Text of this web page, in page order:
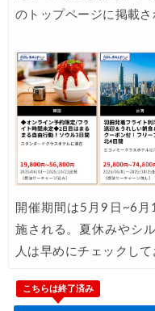
03/16 Trip.com) ベトナ
03/13 サプライス) 海外
03/12 HIS) 海外ツアー(
HIS) アジア・ハ
03/06 HIS) 海外ツアー
03/06 HIS) 夏先ドリキャ
03/03 Trip.com) 3.3メガ
03/03 Trip.com) ホテル
のトップページに掲載さ
開催期間は5月9日~6
施される。夏休みやシ
人は早めにチェックして
こちらは終了済み